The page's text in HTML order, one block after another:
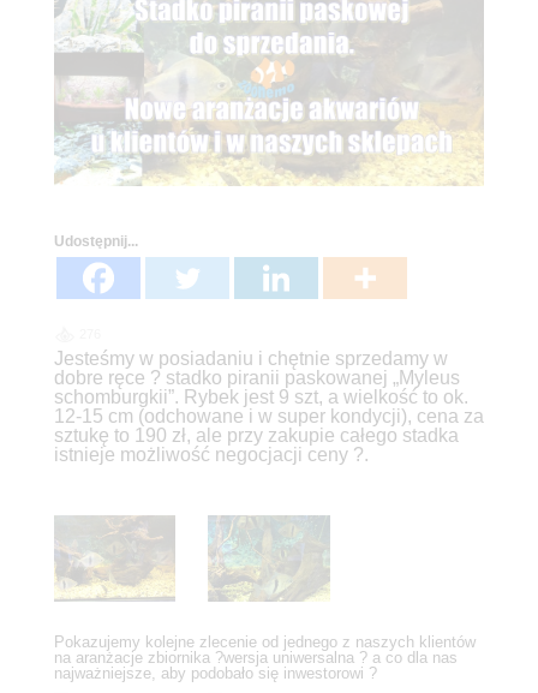
Udostępnij...
Jesteśmy w posiadaniu i chętnie sprzedamy w
dobre ręce ? stadko piranii paskowanej „Myleus
schomburgkii”. Rybek jest 9 szt, a wielkość to ok.
12-15 cm (odchowane i w super kondycji), cena za
sztukę to 190 zł, ale przy zakupie całego stadka
istnieje możliwość negocjacji ceny ?.
Pokazujemy kolejne zlecenie od jednego z naszych klientów
na aranżacje zbiornika ?wersja uniwersalna ? a co dla nas
najważniejsze, aby podobało się inwestorowi ?